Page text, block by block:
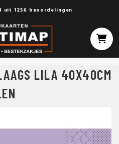
uit 1256 beoordelingen
LILA 40X40CM